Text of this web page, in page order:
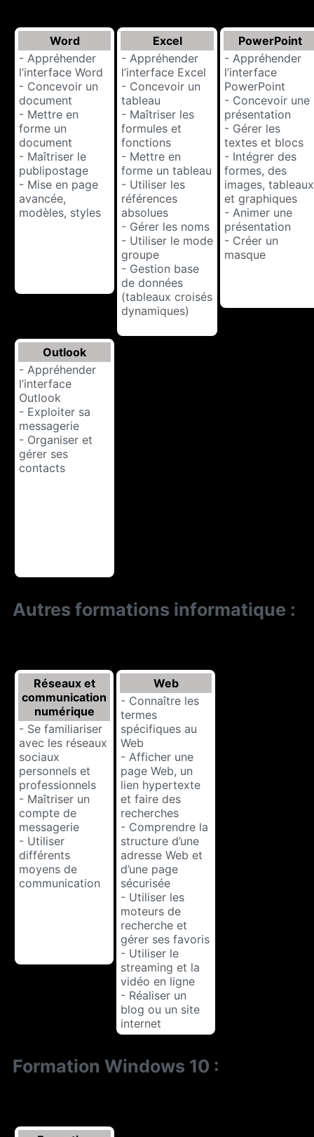
Word
- Appréhender
l’interface Word
- Concevoir un
document
- Mettre en
forme un
document
- Maîtriser le
publipostage
- Mise en page
avancée,
modèles, styles
Excel
- Appréhender
l’interface Excel
- Concevoir un
tableau
- Maîtriser les
formules et
fonctions
- Mettre en
forme un tableau
- Utiliser les
références
absolues
- Gérer les noms
- Utiliser le mode
groupe
- Gestion base
de données
(tableaux croisés
dynamiques)
PowerPoint
- Appréhender
l’interface
PowerPoint
- Concevoir une
présentation
- Gérer les
textes et blocs
- Intégrer des
formes, des
images, tableaux
et graphiques
- Animer une
présentation
- Créer un
masque
Outlook
- Appréhender
l’interface
Outlook
- Exploiter sa
messagerie
- Organiser et
gérer ses
contacts
Autres formations informatique :
Réseaux et
communication
numérique
- Se familiariser
avec les réseaux
sociaux
personnels et
professionnels
- Maîtriser un
compte de
messagerie
- Utiliser
différents
moyens de
communication
Web
- Connaître les
termes
spécifiques au
Web
- Afficher une
page Web, un
lien hypertexte
et faire des
recherches
- Comprendre la
structure d’une
adresse Web et
d’une page
sécurisée
- Utiliser les
moteurs de
recherche et
gérer ses favoris
- Utiliser le
streaming et la
vidéo en ligne
- Réaliser un
blog ou un site
internet
Formation Windows 10 :